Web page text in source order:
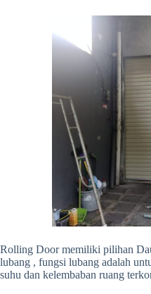
Rolling Door memiliki pilihan
lubang , fungsi lubang adalah
suhu dan kelembaban ruang